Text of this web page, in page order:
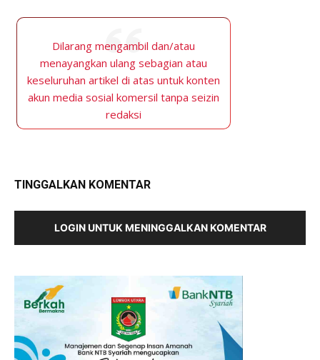
Dilarang mengambil dan/atau
menayangkan ulang sebagian atau
keseluruhan artikel di atas untuk konten
akun media sosial komersil tanpa seizin
redaksi
TINGGALKAN KOMENTAR
LOGIN UNTUK MENINGGALKAN KOMENTAR